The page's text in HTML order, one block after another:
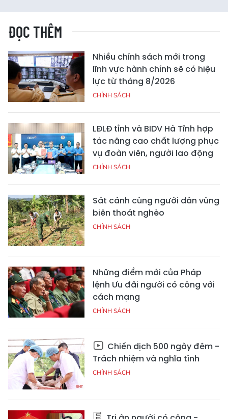
ĐỌC THÊM
Nhiều chính sách mới trong
lĩnh vực hành chính sẽ có hiệu
lực từ tháng 8/2026
CHÍNH SÁCH
LĐLĐ tỉnh và BIDV Hà Tĩnh hợp
tác nâng cao chất lượng phục
vụ đoàn viên, người lao động
CHÍNH SÁCH
Sát cánh cùng người dân vùng
biên thoát nghèo
CHÍNH SÁCH
Những điểm mới của Pháp
lệnh Ưu đãi người có công với
cách mạng
CHÍNH SÁCH
Chiến dịch 500 ngày đêm -
Trách nhiệm và nghĩa tình
CHÍNH SÁCH